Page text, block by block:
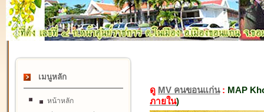
เมนูหลัก
หน้าหลัก
ดู MV คนขอนแก่น: MAP
ภายใน)